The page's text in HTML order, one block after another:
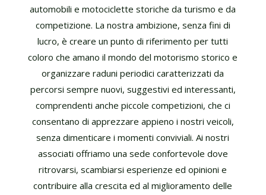
automobili e motociclette storiche da turismo e da
competizione. La nostra ambizione, senza fini di
lucro, è creare un punto di riferimento per tutti
coloro che amano il mondo del motorismo storico e
organizzare raduni periodici caratterizzati da
percorsi sempre nuovi, suggestivi ed interessanti,
comprendenti anche piccole competizioni, che ci
consentano di apprezzare appieno i nostri veicoli,
senza dimenticare i momenti conviviali. Ai nostri
associati offriamo una sede confortevole dove
ritrovarsi, scambiarsi esperienze ed opinioni e
contribuire alla crescita ed al miglioramento delle